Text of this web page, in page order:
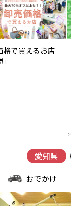
格で買えるお店
愛知県
おでかけ